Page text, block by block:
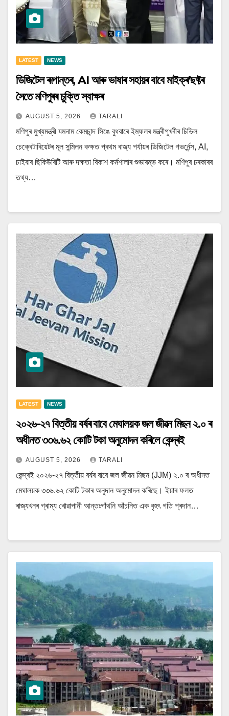
LATEST NEWS
ডিজিটেল ৰূপান্তৰ, AI আৰু ভাষাৰ সহায়ৰ বাবে মাইক্ৰ’ছফ্টৰ
সৈতে মণিপুৰৰ চুক্তি স্বাক্ষৰ
AUGUST 5, 2026 TARALI
মণিপুৰ মুখ্যমন্ত্ৰী যমনাম কেমচান্দ সিঙে বুধবাৰে ইম্ফলৰ মন্ত্ৰীপুখৰীৰ চিভিল
চেক্ৰেটাৰিয়েটৰ মূল সন্মিলন কক্ষত প্ৰথম ৰাজ্য পৰ্যায়ৰ ডিজিটেল গভৰ্নেন্স, AI,
চাইবাৰ ছিকিউৰিটি আৰু দক্ষতা বিকাশ কৰ্মশালাৰ শুভাৰম্ভ কৰে। মণিপুৰ চৰকাৰৰ
তথ্য…
LATEST NEWS
২০২৬-২৭ বিত্তীয় বৰ্ষৰ বাবে মেঘালয়ক জল জীৱন মিছন ২.০ ৰ
অধীনত ৩৩৬.৬২ কোটি টকা অনুমোদন কৰিলে কেন্দ্ৰই
AUGUST 5, 2026 TARALI
কেন্দ্ৰই ২০২৬-২৭ বিত্তীয় বৰ্ষৰ বাবে জল জীৱন মিছন (JJM) ২.০ ৰ অধীনত
মেঘালয়ক ৩৩৬.৬২ কোটি টকাৰ অনুদান অনুমোদন কৰিছে। ইয়াৰ ফলত
ৰাজ্যখনৰ গ্ৰাম্য খোৱাপানী আন্তঃগাঁথনি আঁচনিত এক বৃহৎ গতি প্ৰদান…